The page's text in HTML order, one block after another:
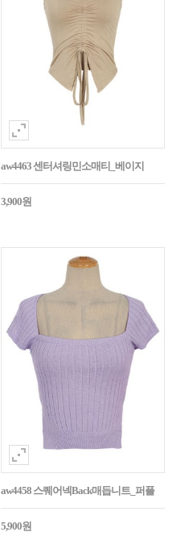
aw4463 센터셔링민소매티_베이지
3,900원
aw4458 스퀘어넥Back매듭니트_퍼플
5,900원